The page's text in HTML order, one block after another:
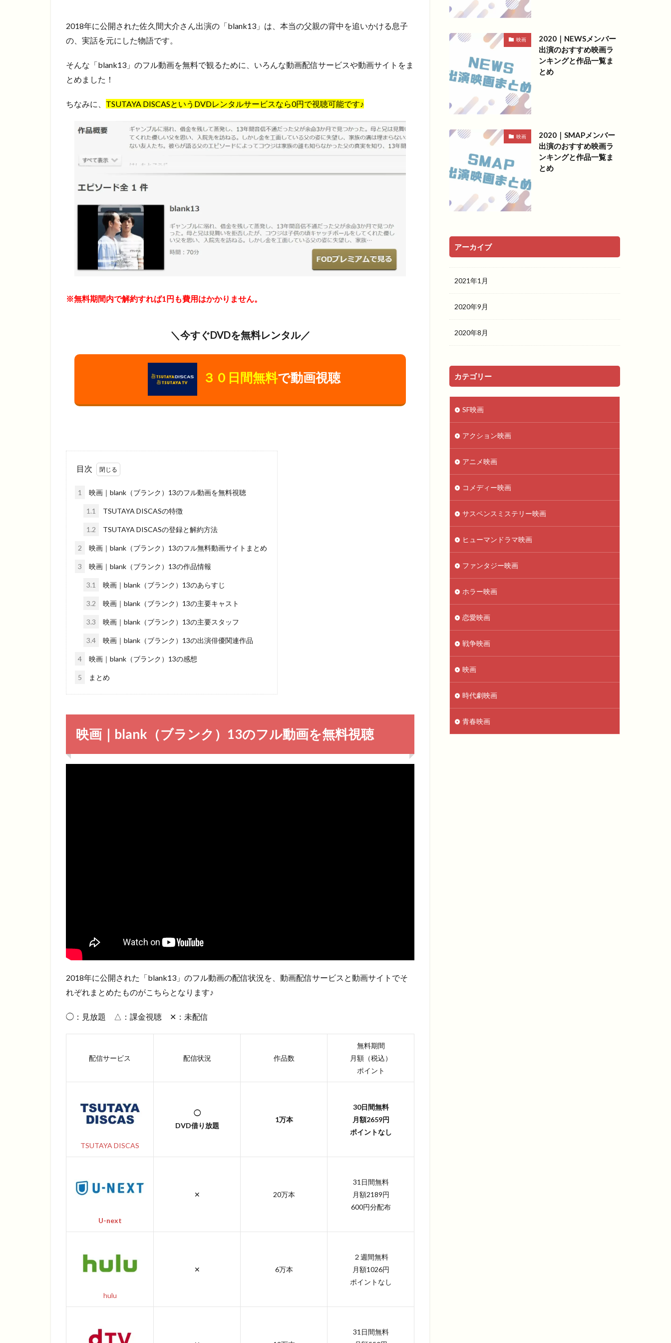
2018年に公開された佐久間大介さん出演の「blank13」は、本当の父親の背中を追いかける息子
の、実話を元にした物語です。
そんな「blank13」のフル動画を無料で観るために、いろんな動画配信サービスや動画サイトをま
とめました！
ちなみに、 TSUTAYA DISCASというDVDレンタルサービスなら0円で視聴可能です♪
※無料期間内で解約すれば1円も費用はかかりません。
＼今すぐDVDを無料レンタル／
３０日間無料で動画視聴
目次
1 映画｜blank（ブランク）13のフル動画を無料視聴
1.1 TSUTAYA DISCASの特徴
1.2 TSUTAYA DISCASの登録と解約方法
2 映画｜blank（ブランク）13のフル無料動画サイトまとめ
3 映画｜blank（ブランク）13の作品情報
3.1 映画｜blank（ブランク）13のあらすじ
3.2 映画｜blank（ブランク）13の主要キャスト
3.3 映画｜blank（ブランク）13の主要スタッフ
3.4 映画｜blank（ブランク）13の出演俳優関連作品
4 映画｜blank（ブランク）13の感想
5 まとめ
映画｜blank（ブランク）13のフル動画を無料視聴
2018年に公開された「blank13」のフル動画の配信状況を、動画配信サービスと動画サイトでそ
れぞれまとめたものがこちらとなります♪
◯：見放題 △：課金視聴 ✕：未配信
配信サービス 配信状況 作品数
無料期間
月額（税込）
ポイント
TSUTAYA DISCAS
◯
DVD借り放題
1万本
30日間無料
月額2659円
ポイントなし
U-next
✕ 20万本
31日間無料
月額2189円
600円分配布
hulu
✕ 6万本
２週間無料
月額1026円
ポイントなし
31日間無料
映画
2020｜NEWSメンバー
出演のおすすめ映画ラ
ンキングと作品一覧ま
とめ
映画
2020｜SMAPメンバー
出演のおすすめ映画ラ
ンキングと作品一覧ま
とめ
アーカイブ
2021年1月
2020年9月
2020年8月
カテゴリー
SF映画
アクション映画
アニメ映画
コメディー映画
サスペンスミステリー映画
ヒューマンドラマ映画
ファンタジー映画
ホラー映画
恋愛映画
戦争映画
映画
時代劇映画
青春映画